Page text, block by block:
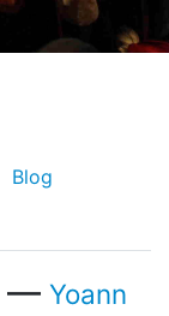
Blog
— Yoann